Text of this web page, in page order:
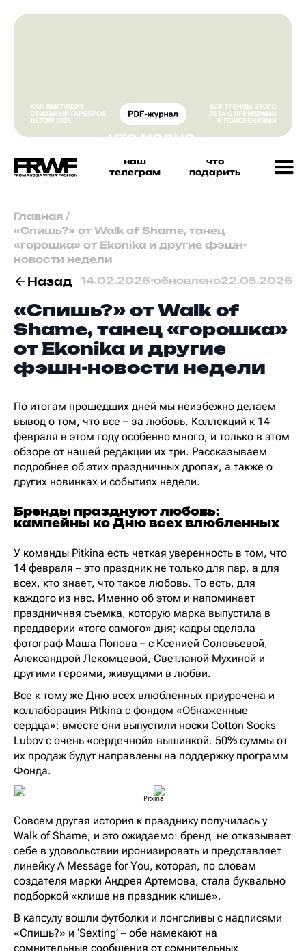
наш
телеграм
что
подарить
Главная /
«Спишь?» от Walk of Shame, танец
«горошка» от Ekonika и другие фэшн-
новости недели
Назад 14.02.2026•обновлено22.05.2026
«Спишь?» от Walk of
Shame, танец «горошка»
от Ekonika и другие
фэшн-новости недели
По итогам прошедших дней мы неизбежно делаем
вывод о том, что все – за любовь. Коллекций к 14
февраля в этом году особенно много, и только в этом
обзоре от нашей редакции их три. Рассказываем
подробнее об этих праздничных дропах, а также о
других новинках и событиях недели.
Бренды празднуют любовь:
кампейны ко Дню всех влюбленных
У команды Pitkina есть четкая уверенность в том, что
14 февраля – это праздник не только для пар, а для
всех, кто знает, что такое любовь. То есть, для
каждого из нас. Именно об этом и напоминает
праздничная съемка, которую марка выпустила в
преддверии «того самого» дня; кадры сделала
фотограф Маша Попова – с Ксенией Соловьевой,
Александрой Лекомцевой, Светланой Мухиной и
другими героями, живущими в любви.
Все к тому же Дню всех влюбленных приурочена и
коллаборация Pitkina с фондом «Обнаженные
сердца»: вместе они выпустили носки Cotton Socks
Lubov с очень «сердечной» вышивкой. 50% суммы от
их продаж будут направлены на поддержку программ
Фонда.
Pitkina
Совсем другая история к празднику получилась у
Walk of Shame, и это ожидаемо: бренд не отказывает
себе в удовольствии иронизировать и представляет
линейку A Message for You, которая, по словам
создателя марки Андрея Артемова, стала буквально
подборкой «клише на праздник клише».
В капсулу вошли футболки и лонгсливы с надписями
«Спишь?» и ‘Sexting’ – обе намекают на
сомнительные сообщения от сомнительных